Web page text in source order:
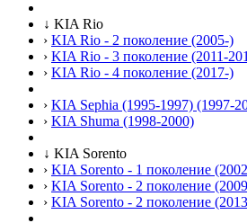
↓ KIA Rio
› KIA Rio - 2 поколение (2005-)
› KIA Rio - 3 поколение (2011-
› KIA Rio - 4 поколение (2017-)
› KIA Sephia (1995-1997) (1997-
› KIA Shuma (1998-2000)
↓ KIA Sorento
› KIA Sorento - 1 поколение
› KIA Sorento - 2 поколение
› KIA Sorento - 2 поколение